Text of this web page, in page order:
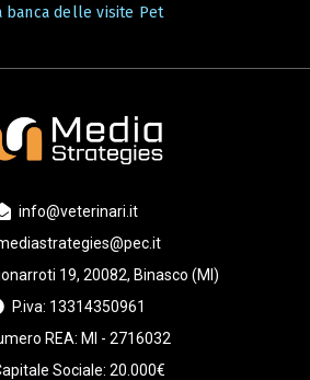
banca delle visite Pet
info@veterinari.it
19, 20082, Binasco (MI)
P.iva: 13314350961
REA: MI - 2716032
Sociale: 20.000€